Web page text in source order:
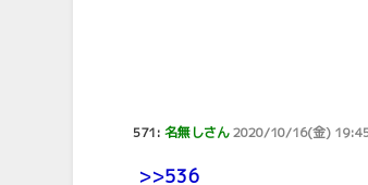
571:名無しさん2020/10/16(金)
>>536